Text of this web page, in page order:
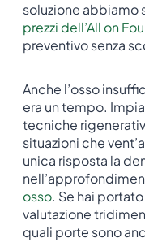
soluzione abbiamo
prezzi dell’All on
preventivo senza
Anche l’osso
era un tempo.
tecniche
situazioni che
unica risposta la
osso. Se hai
valutazione
quali porte sono